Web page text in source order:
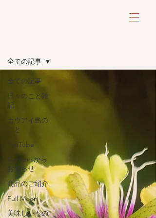
全ての記事
日々のこと雑
記
カウアイ島の
こと
YouTube
Gardensから
お知らせ
商品のご紹介
Full Moon
美味しいもの
全ての記事